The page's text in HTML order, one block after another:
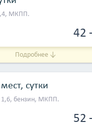
МКПП.
42
Подробнее ↓
сутки
1,6, бензин, МКПП.
52
качества;</li>
акции и
услуги под любые
связь.</li> </ul>
p>